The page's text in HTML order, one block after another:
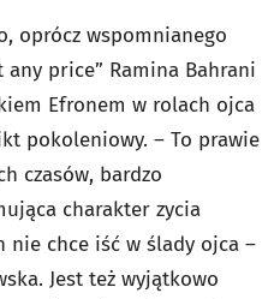
oprócz wspomnianego
price” Ramina Bahrani
Efronem w rolach ojca
pokoleniowy. – To prawie
czasów, bardzo
charakter zycia
chce iść w ślady ojca –
Jest też wyjątkowo